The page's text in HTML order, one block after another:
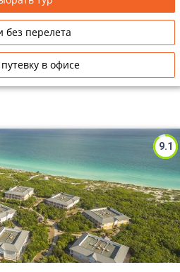
без перелета
в офисе
9.1